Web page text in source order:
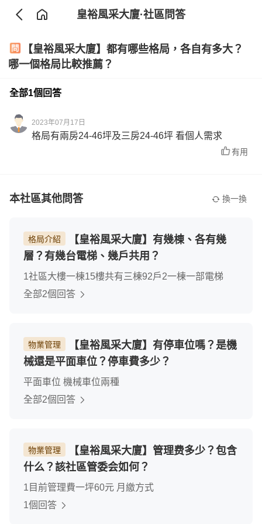
皇裕風采大廈·社區問答
【皇裕風采大廈】都有哪些格局，各自有多大？
哪一個格局比較推薦？
全部1個回答
2023年07月17日
格局有兩房24-46坪及三房24-46坪 看個人需求
有用
本社區其他問答 換一換
格局介紹
【皇裕風采大廈】有幾棟、各有幾
層？有幾台電梯、幾戶共用？
1社區大樓一棟15樓共有三棟92戶2一棟一部電梯
全部2個回答
物業管理
【皇裕風采大廈】有停車位嗎？是機
械還是平面車位？停車費多少？
平面車位 機械車位兩種
全部2個回答
物業管理
【皇裕風采大廈】管理费多少？包含
什么？該社區管委会如何？
1目前管理費一坪60元 月繳方式
1個回答